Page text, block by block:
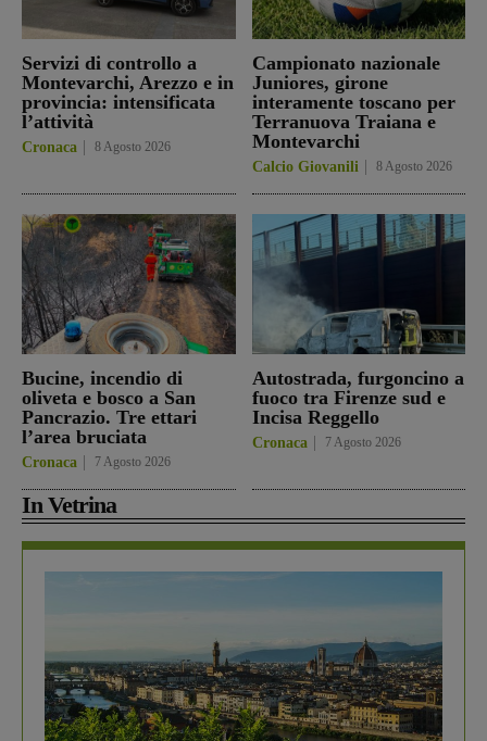
Servizi di controllo a
Montevarchi, Arezzo e in
provincia: intensificata
l’attività
Cronaca 8 Agosto 2026
Campionato nazionale
Juniores, girone
interamente toscano per
Terranuova Traiana e
Montevarchi
Calcio Giovanili 8 Agosto 2026
Bucine, incendio di
oliveta e bosco a San
Pancrazio. Tre ettari
l’area bruciata
Cronaca 7 Agosto 2026
Autostrada, furgoncino a
fuoco tra Firenze sud e
Incisa Reggello
Cronaca 7 Agosto 2026
In Vetrina